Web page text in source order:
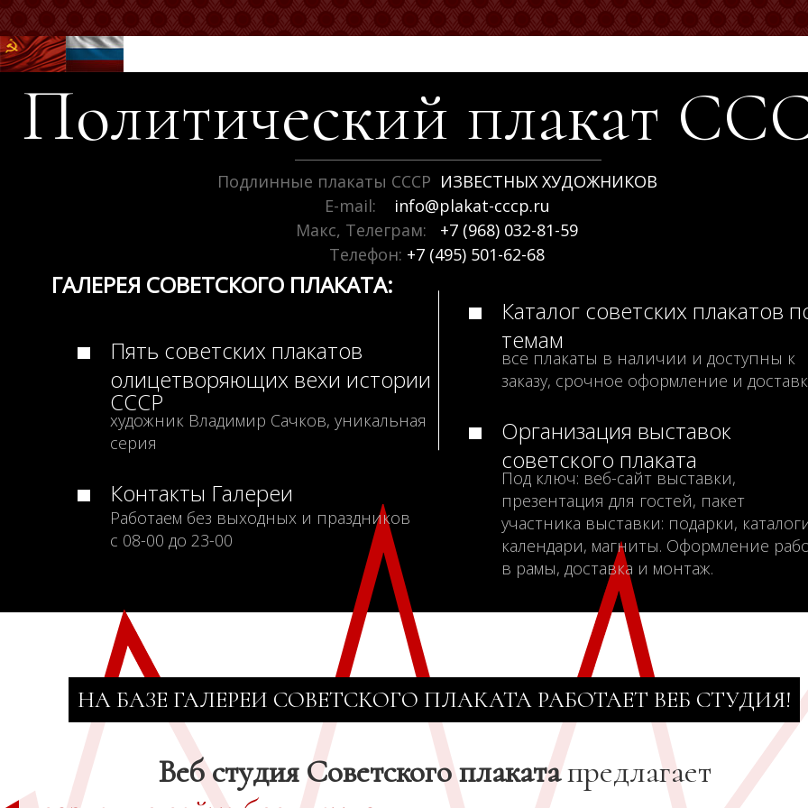
Политический плакат
Подлинные плакаты СССР ИЗВЕСТНЫХ ХУДОЖНИКОВ
E-mail:
info@plakat-cccp.ru
Макс, Телеграм:
+7 (968) 032-81-59
Телефон: +7 (495) 501-62-68
ГАЛЕРЕЯ СОВЕТСКОГО ПЛАКАТА:
Пять советских плакатов
олицетворяющих вехи истории
СССР
художник Владимир Сачков, уникальная
серия
Контакты Галереи
Работаем без выходных и праздников
с 08-00 до 23-00
Каталог советских плакатов
темам
все плакаты в наличии и доступны к
заказу, срочное оформление и
Организация выставок
советского плаката
Под ключ: веб-сайт выставки,
презентация для гостей, пакет
участника выставки: подарки,
календари, магниты. Оформление
в рамы, доставка и монтаж.
НА БАЗЕ ГАЛЕРЕИ СОВЕТСКОГО ПЛАКАТА РАБОТАЕТ ВЕБ СТУДИЯ!
Веб студия Советского плакатапредлагает